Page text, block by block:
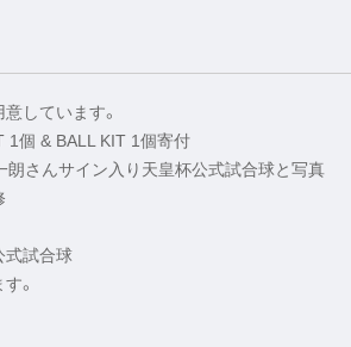
しています。
個 & BALL KIT 1個寄付
朗さんサイン入り天皇杯公式試合球と写真
式試合球
。